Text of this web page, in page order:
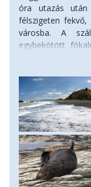
óra utazás után
félszigeten
városba. A
egybekötött
sétálva csodás
hósipkás
szeretné az
egy bálna les
ámbráscetek
mélytengeri
határozzák meg
garantált. A